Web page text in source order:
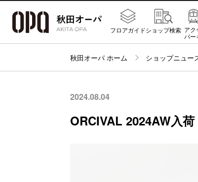
フロアガイドショップ検索 アク
パー
秋田オーパ ホーム ショップニュー
2024.08.04
ORCIVAL 2024AW入荷